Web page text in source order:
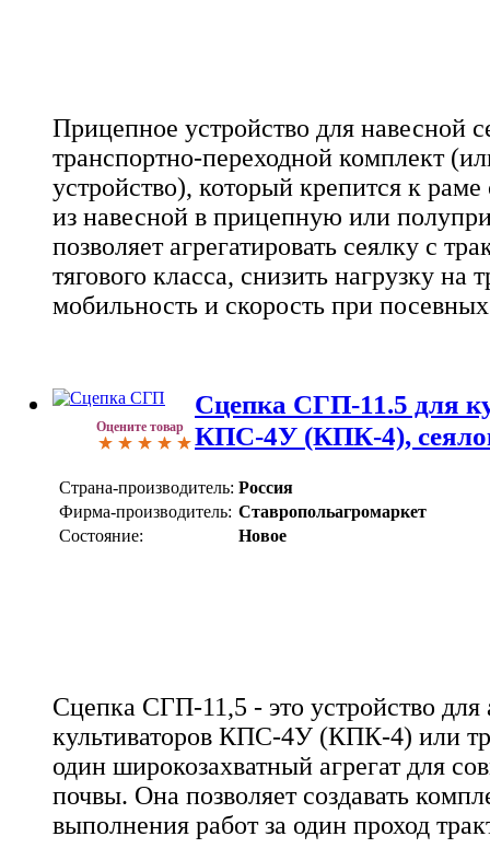
Прицепное устройство для навесной
транспортно-переходной комплект
устройство), который крепится к
из навесной в прицепную или
позволяет агрегатировать сеялку с
тягового класса, снизить нагрузку на
мобильность и скорость при
Оцените товар
Сцепка СГП-11.5 для
КПС-4У (КПК-4),
Страна-производитель: Россия
Фирма-производитель: Ставропольагромаркет
Состояние:
Новое
Сцепка СГП-11,5 - это устройство для
культиваторов КПС-4У (КПК-4) или
один широкозахватный агрегат для
почвы. Она позволяет создавать
выполнения работ за один проход